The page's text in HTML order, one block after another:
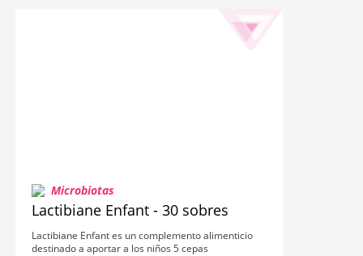
Microbiotas
Lactibiane Enfant - 30 sobres
Lactibiane Enfant es un complemento alimenticio
destinado a aportar a los niños 5 cepas